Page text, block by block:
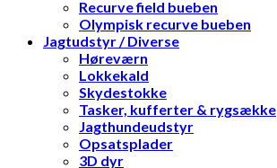
Recurve field bueben
Olympisk recurve bueben
Jagtudstyr / Diverse
Høreværn
Lokkekald
Skydestokke
Tasker, kufferter & rygsække
Jagthundeudstyr
Opsatsplader
3D dyr